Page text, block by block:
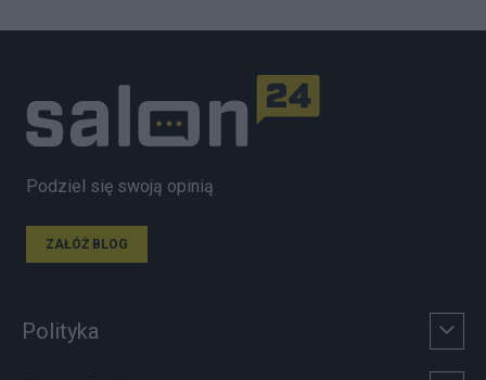
Podziel się swoją opinią
ZAŁÓŻ BLOG
Polityka